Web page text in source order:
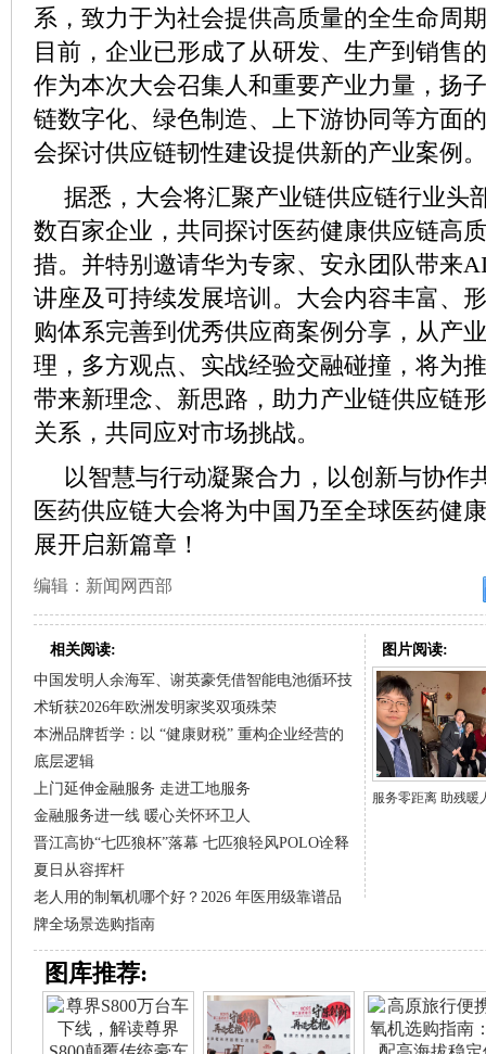
系，致力于为社会提供高质量的全生命周
目前，企业已形成了从研发、生产到销售
作为本次大会召集人和重要产业力量，扬
链数字化、绿色制造、上下游协同等方面
会探讨供应链韧性建设提供新的产业案例。
据悉，大会将汇聚产业链供应链行业头
数百家企业，共同探讨医药健康供应链高
措。并特别邀请华为专家、安永团队带来
讲座及可持续发展培训。大会内容丰富、
购体系完善到优秀供应商案例分享，从产
理，多方观点、实战经验交融碰撞，将为
带来新理念、新思路，助力产业链供应链
关系，共同应对市场挑战。
以智慧与行动凝聚合力，以创新与协作
医药供应链大会将为中国乃至全球医药健
展开启新篇章！
编辑：新闻网西部
相关阅读:
中国发明人余海军、谢英豪凭借智能电池循环技
术斩获2026年欧洲发明家奖双项殊荣
本洲品牌哲学：以 “健康财税” 重构企业经营的
底层逻辑
上门延伸金融服务 走进工地服务
金融服务进一线 暖心关怀环卫人
晋江高协“七匹狼杯”落幕 七匹狼轻风POLO诠释
夏日从容挥杆
老人用的制氧机哪个好？2026 年医用级靠谱品
牌全场景选购指南
图片阅读:
服务零距离 助残暖
图库推荐: